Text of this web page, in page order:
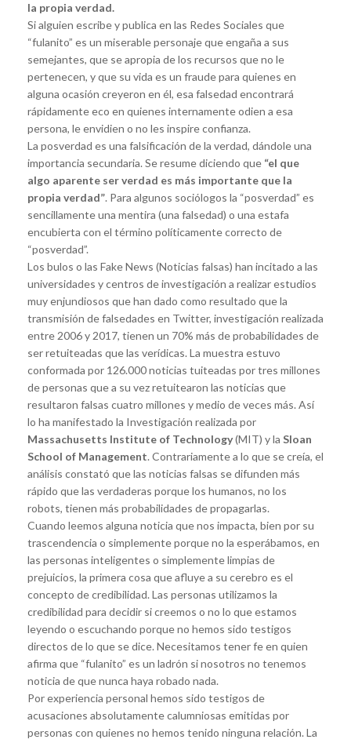
la propia verdad.
Si alguien escribe y publica en las Redes Sociales que
“fulanito” es un miserable personaje que engaña a sus
semejantes, que se apropia de los recursos que no le
pertenecen, y que su vida es un fraude para quienes en
alguna ocasión creyeron en él, esa falsedad encontrará
rápidamente eco en quienes internamente odien a esa
persona, le envidien o no les inspire confianza.
La posverdad es una falsificación de la verdad, dándole una
importancia secundaria. Se resume diciendo que “el que
algo aparente ser verdad es más importante que la
propia verdad”. Para algunos sociólogos la “posverdad” es
sencillamente una mentira (una falsedad) o una estafa
encubierta con el término políticamente correcto de
“posverdad”.
Los bulos o las Fake News (Noticias falsas) han incitado a las
universidades y centros de investigación a realizar estudios
muy enjundiosos que han dado como resultado que la
transmisión de falsedades en Twitter, investigación realizada
entre 2006 y 2017, tienen un 70% más de probabilidades de
ser retuiteadas que las verídicas. La muestra estuvo
conformada por 126.000 noticias tuiteadas por tres millones
de personas que a su vez retuitearon las noticias que
resultaron falsas cuatro millones y medio de veces más. Así
lo ha manifestado la Investigación realizada por
Massachusetts Institute of Technology(MIT) y la Sloan
School of Management. Contrariamente a lo que se creía, el
análisis constató que las noticias falsas se difunden más
rápido que las verdaderas porque los humanos, no los
robots, tienen más probabilidades de propagarlas.
Cuando leemos alguna noticia que nos impacta, bien por su
trascendencia o simplemente porque no la esperábamos, en
las personas inteligentes o simplemente limpias de
prejuicios, la primera cosa que afluye a su cerebro es el
concepto de credibilidad. Las personas utilizamos la
credibilidad para decidir si creemos o no lo que estamos
leyendo o escuchando porque no hemos sido testigos
directos de lo que se dice. Necesitamos tener fe en quien
afirma que “fulanito” es un ladrón si nosotros no tenemos
noticia de que nunca haya robado nada.
Por experiencia personal hemos sido testigos de
acusaciones absolutamente calumniosas emitidas por
personas con quienes no hemos tenido ninguna relación. La